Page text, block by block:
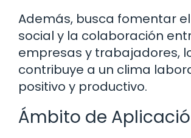
Además, busca fomentar
social y la colaboración
empresas y trabajadores,
contribuye a un clima
positivo y productivo.
Ámbito de